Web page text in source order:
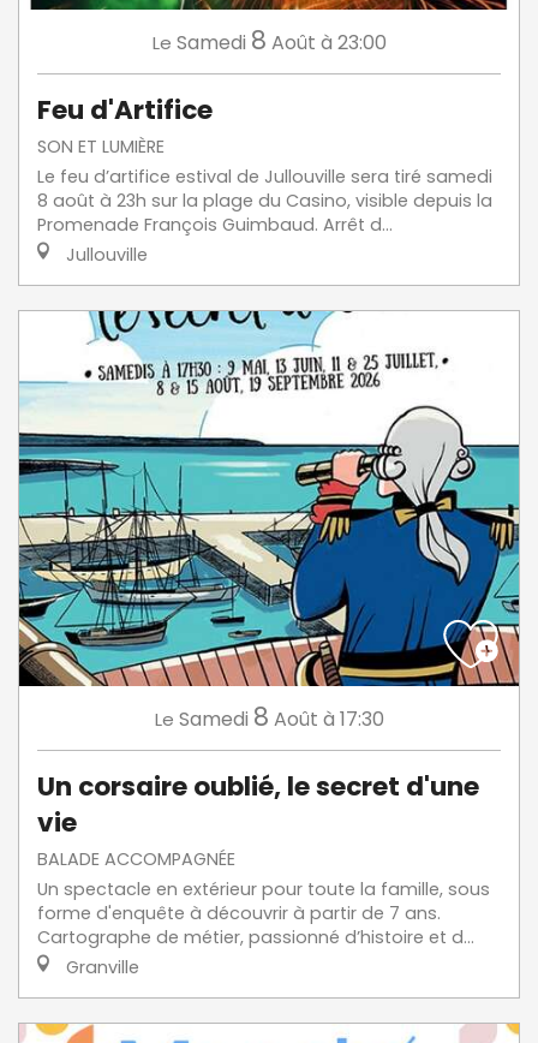
Le Samedi 8 Août à 23:00
Feu d'Artifice
SON ET LUMIÈRE
Le feu d’artifice estival de Jullouville sera tiré samedi
8 août à 23h sur la plage du Casino, visible depuis la
Promenade François Guimbaud. Arrêt d...
Jullouville
Le Samedi 8 Août à 17:30
Un corsaire oublié, le secret d'une
vie
BALADE ACCOMPAGNÉE
Un spectacle en extérieur pour toute la famille, sous
forme d'enquête à découvrir à partir de 7 ans.
Cartographe de métier, passionné d’histoire et d...
Granville